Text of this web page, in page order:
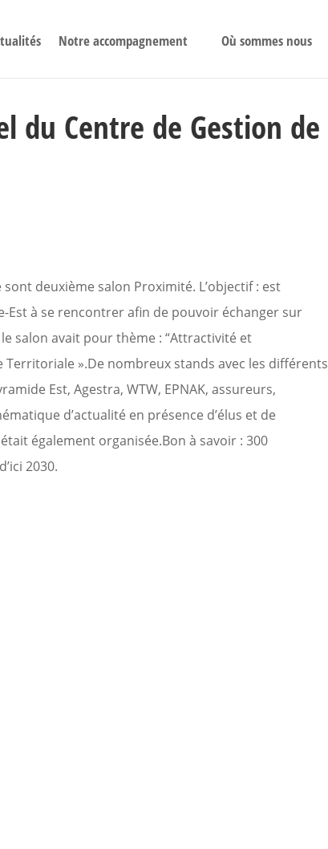
Notre accompagnement Où sommes nous
du Centre de Gestion de
deuxième salon Proximité. L’objectif : est
Est à se rencontrer afin de pouvoir échanger sur
salon avait pour thème : “Attractivité et
Territoriale ».De nombreux stands avec les différents
Est, Agestra, WTW, EPNAK, assureurs,
d’actualité en présence d’élus et de
également organisée.Bon à savoir : 300
2030.